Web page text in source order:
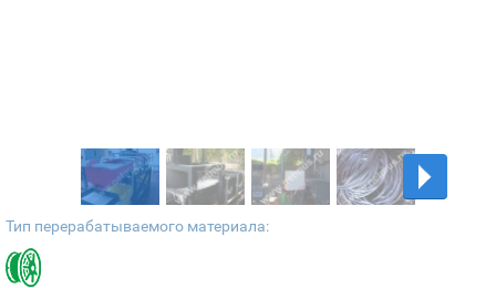
Тип перерабатываемого материала: